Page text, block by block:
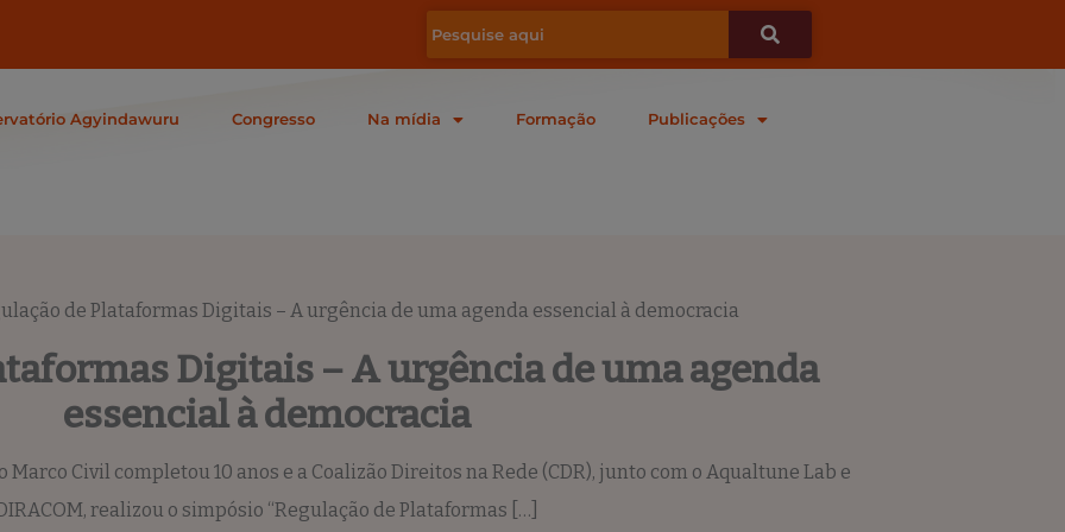
Agyindawuru Congresso Na mídia Formação Publicações
de Plataformas Digitais – A urgência de uma agenda essencial à democracia
Digitais – A urgência de uma agenda
essencial à democracia
Civil completou 10 anos e a Coalizão Direitos na Rede (CDR), junto com o Aqualtune Lab e
realizou o simpósio “Regulação de Plataformas […]